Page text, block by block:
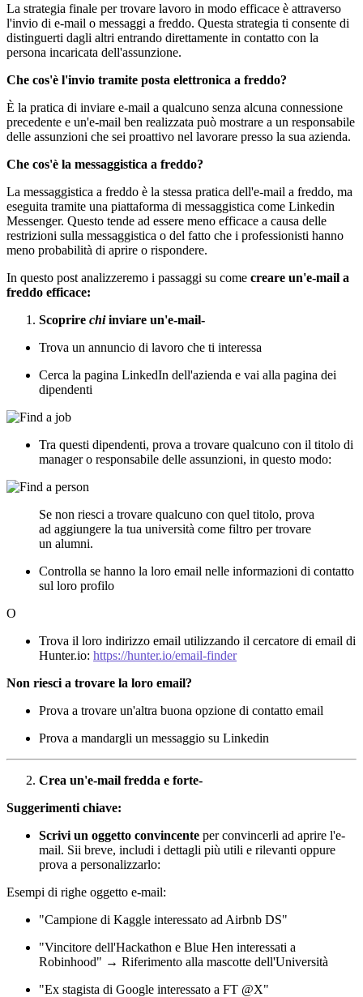
La strategia finale per trovare lavoro in modo efficace è attraverso
l'invio di e-mail o messaggi a freddo. Questa strategia ti consente di
distinguerti dagli altri entrando direttamente in contatto con la
persona incaricata dell'assunzione.
Che cos'è l'invio tramite posta elettronica a freddo?
È la pratica di inviare e-mail a qualcuno senza alcuna connessione
precedente e un'e-mail ben realizzata può mostrare a un responsabile
delle assunzioni che sei proattivo nel lavorare presso la sua azienda.
Che cos'è la messaggistica a freddo?
La messaggistica a freddo è la stessa pratica dell'e-mail a freddo, ma
eseguita tramite una piattaforma di messaggistica come Linkedin
Messenger. Questo tende ad essere meno efficace a causa delle
restrizioni sulla messaggistica o del fatto che i professionisti hanno
meno probabilità di aprire o rispondere.
In questo post analizzeremo i passaggi su come creare un'e-mail a
freddo efficace:
Scoprire chiinviare un'e-mail-
Trova un annuncio di lavoro che ti interessa
Cerca la pagina LinkedIn dell'azienda e vai alla pagina dei
dipendenti
Tra questi dipendenti, prova a trovare qualcuno con il titolo di
manager o responsabile delle assunzioni, in questo modo:
Se non riesci a trovare qualcuno con quel titolo, prova
ad aggiungere la tua università come filtro per trovare
un alumni.
Controlla se hanno la loro email nelle informazioni di contatto
sul loro profilo
O
Trova il loro indirizzo email utilizzando il cercatore di email di
Hunter.io: https://hunter.io/email-finder
Non riesci a trovare la loro email?
Prova a trovare un'altra buona opzione di contatto email
Prova a mandargli un messaggio su Linkedin
Crea un'e-mail fredda e forte-
Suggerimenti chiave:
Scrivi un oggetto convincente per convincerli ad aprire l'e-
mail. Sii breve, includi i dettagli più utili e rilevanti oppure
prova a personalizzarlo:
Esempi di righe oggetto e-mail:
"Campione di Kaggle interessato ad Airbnb DS"
"Vincitore dell'Hackathon e Blue Hen interessati a
Robinhood" → Riferimento alla mascotte dell'Università
"Ex stagista di Google interessato a FT @X"